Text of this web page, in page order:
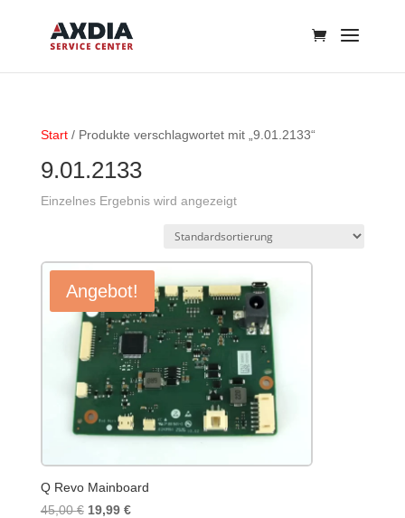
Start/ Produkte verschlagwortet mit „9.01.2133“
9.01.2133
Einzelnes Ergebnis wird angezeigt
Angebot!
Q Revo Mainboard
45,00€ Ursprünglicher
19,99 €Aktueller